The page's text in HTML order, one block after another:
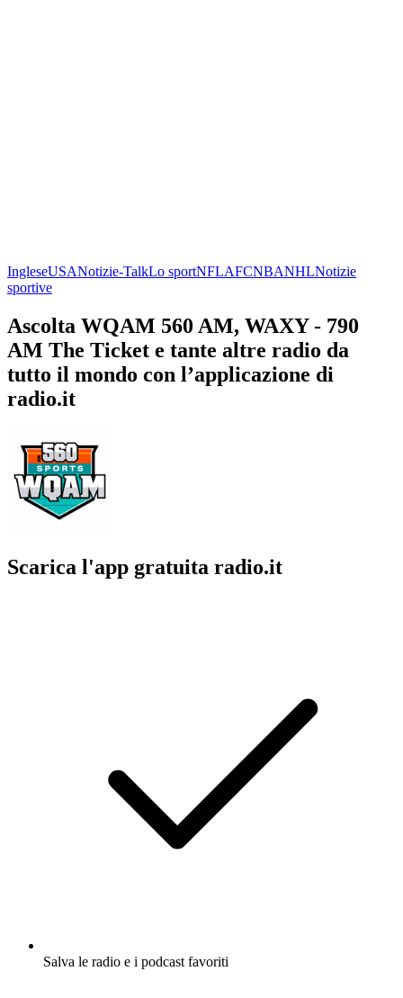
IngleseUSANotizie-TalkLo sportNFLAFCNBANHLNotizie
sportive
Ascolta WQAM 560 AM, WAXY - 790
AM The Ticket e tante altre radio da
tutto il mondo con l’applicazione di
radio.it
Scarica l'app gratuita radio.it
Salva le radio e i podcast favoriti